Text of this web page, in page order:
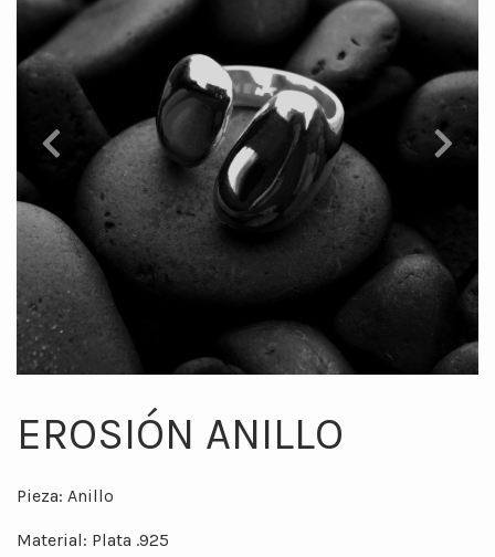
Previous Next
EROSIÓN ANILLO
Pieza: Anillo
Material: Plata .925